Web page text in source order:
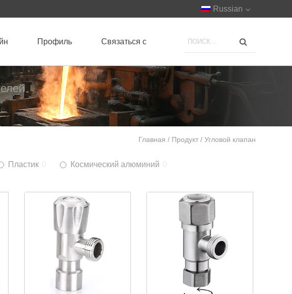
Russian
Профиль Связаться с
Главная / Продукт / Угловой клапан
Пластик Космический алюминий